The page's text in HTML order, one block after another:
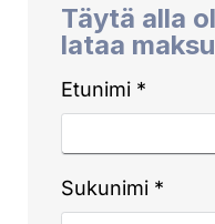
Täytä alla
lataa